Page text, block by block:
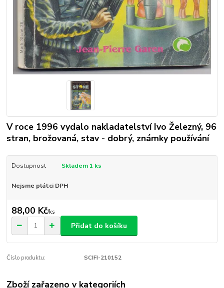
V roce 1996 vydalo nakladatelství Ivo Železný, 96
stran, brožovaná, stav - dobrý, známky používání
Dostupnost Skladem 1 ks
Nejsme plátci DPH
88,00 Kč/ks
Přidat do košíku
Číslo produktu: SCIFI-210152
Zboží zařazeno v kategoriích